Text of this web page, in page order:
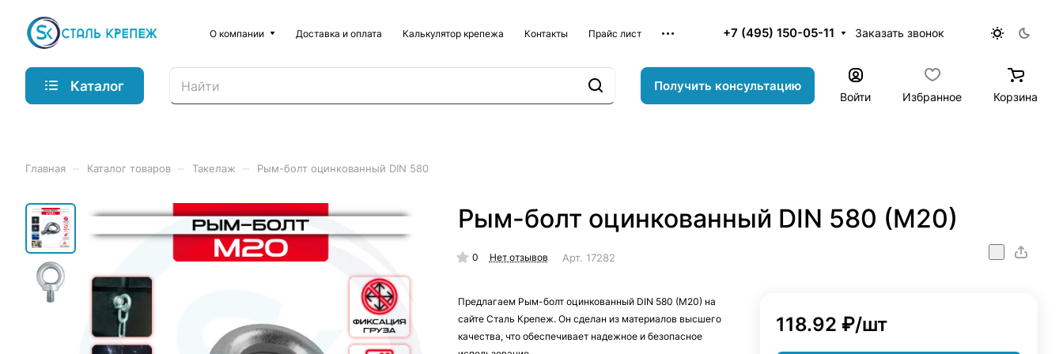
О компании Доставка и оплата Калькулятор крепежа Контакты Прайс лист +7 (495) 150-05-11 Заказать звонок
Каталог Получить консультацию
Войти Избранное Корзина
Главная Каталог товаров Такелаж Рым-болт оцинкованный DIN 580
Рым-болт оцинкованный DIN 580 (M20)
0 Нет отзывов Арт. 17282
Предлагаем Рым-болт оцинкованный DIN 580 (M20) на
сайте Сталь Крепеж. Он сделан из материалов высшего
качества, что обеспечивает надежное и безопасное
118.92 ₽/шт